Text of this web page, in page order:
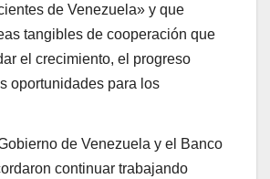
de Venezuela» y que
tangibles de cooperación que
el crecimiento, el progreso
oportunidades para los
de Venezuela y el Banco
continuar trabajando